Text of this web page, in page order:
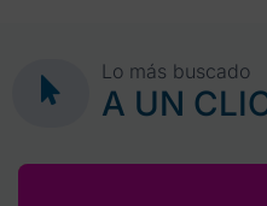
Lo más buscado
A UN